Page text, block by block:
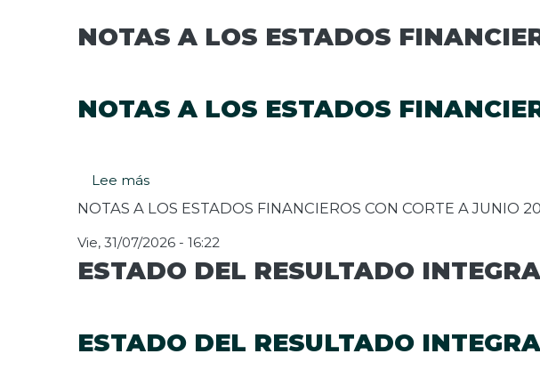
NOTAS A LOS ESTADOS
NOTAS A LOS ESTADOS
Lee más
NOTAS
A
LOS
FINANCIEROS
A
JUNIO
NOTAS A LOS ESTADOS FINANCIEROS CON CORTE A JUNIO
Vie, 31/07/2026 - 16:22
ESTADO DEL RESULTADO
ESTADO DEL RESULTADO